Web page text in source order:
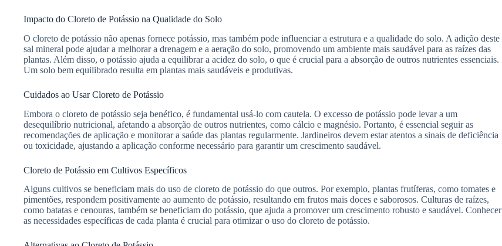
Impacto do Cloreto de Potássio na Qualidade do Solo
O cloreto de potássio não apenas fornece potássio, mas também pode influenciar a estrutura e a qualidade do solo. A adição deste
sal mineral pode ajudar a melhorar a drenagem e a aeração do solo, promovendo um ambiente mais saudável para as raízes das
plantas. Além disso, o potássio ajuda a equilibrar a acidez do solo, o que é crucial para a absorção de outros nutrientes essenciais.
Um solo bem equilibrado resulta em plantas mais saudáveis e produtivas.
Cuidados ao Usar Cloreto de Potássio
Embora o cloreto de potássio seja benéfico, é fundamental usá-lo com cautela. O excesso de potássio pode levar a um
desequilíbrio nutricional, afetando a absorção de outros nutrientes, como cálcio e magnésio. Portanto, é essencial seguir as
recomendações de aplicação e monitorar a saúde das plantas regularmente. Jardineiros devem estar atentos a sinais de deficiência
ou toxicidade, ajustando a aplicação conforme necessário para garantir um crescimento saudável.
Cloreto de Potássio em Cultivos Específicos
Alguns cultivos se beneficiam mais do uso de cloreto de potássio do que outros. Por exemplo, plantas frutíferas, como tomates e
pimentões, respondem positivamente ao aumento de potássio, resultando em frutos mais doces e saborosos. Culturas de raízes,
como batatas e cenouras, também se beneficiam do potássio, que ajuda a promover um crescimento robusto e saudável. Conhecer
as necessidades específicas de cada planta é crucial para otimizar o uso do cloreto de potássio.